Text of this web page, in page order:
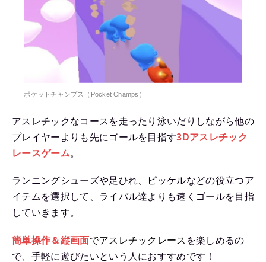
ポケットチャンプス（Pocket Champs）
アスレチックなコースを走ったり泳いだりしながら他の
プレイヤーよりも先にゴールを目指す3Dアスレチック
レースゲーム。
ランニングシューズや足ひれ、ピッケルなどの役立つア
イテムを選択して、ライバル達よりも速くゴールを目指
していきます。
簡単操作＆縦画面でアスレチックレース を楽しめるの
で、手軽に遊びたいという人におすすめです！